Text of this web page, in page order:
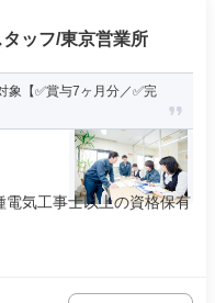
ッフ/東京営業所
【✅賞与7ヶ月分／✅完
気工事士以上の資格保有